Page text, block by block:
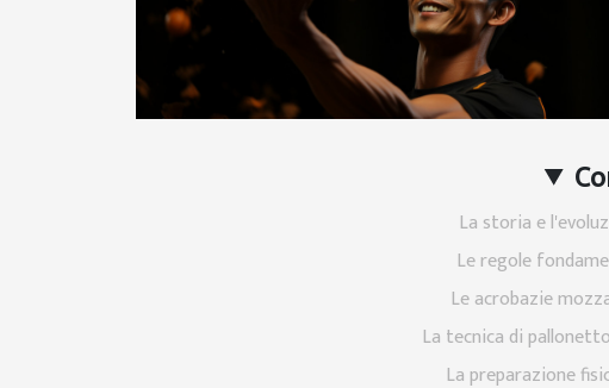
La storia e
Le regole
Le acrobazie
La tecnica di
La preparazione